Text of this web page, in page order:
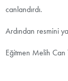
canlandırdı.
Ardından resmini
Eğitmen Melih Can